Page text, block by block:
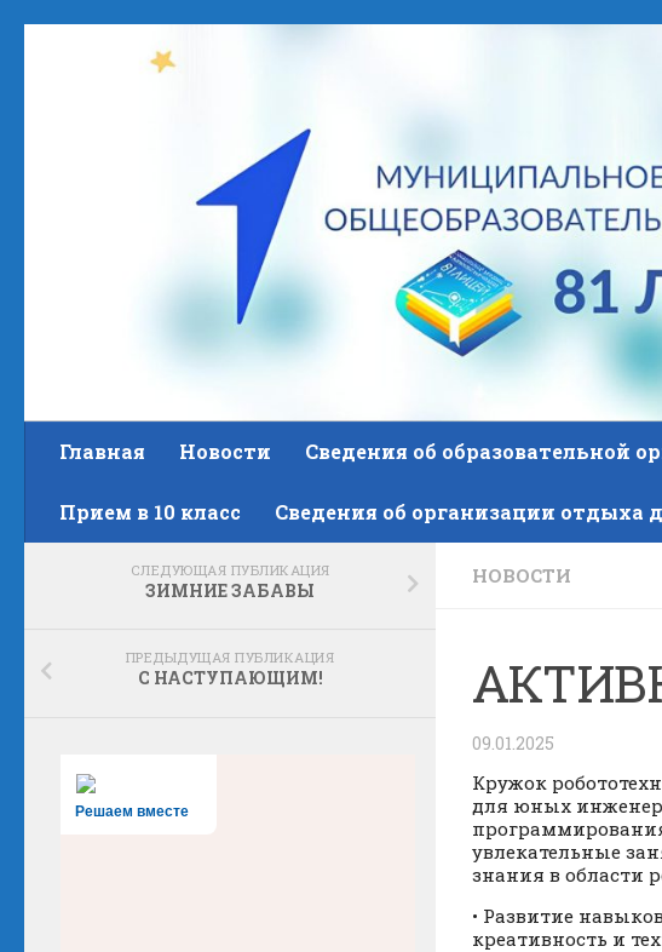
Главная Новости Сведения об образовательной
Прием в 10 класс Сведения об организации отдыха
НОВОСТИ
09.01.2025
Кружок
для юных
увлекательные
знания в области
• Развитие
креативность и
СЛЕДУЮЩАЯ ПУБЛИКАЦИЯ
ЗИМНИЕ ЗАБАВЫ
ПРЕДЫДУЩАЯ ПУБЛИКАЦИЯ
С НАСТУПАЮЩИМ!
Решаем вместе